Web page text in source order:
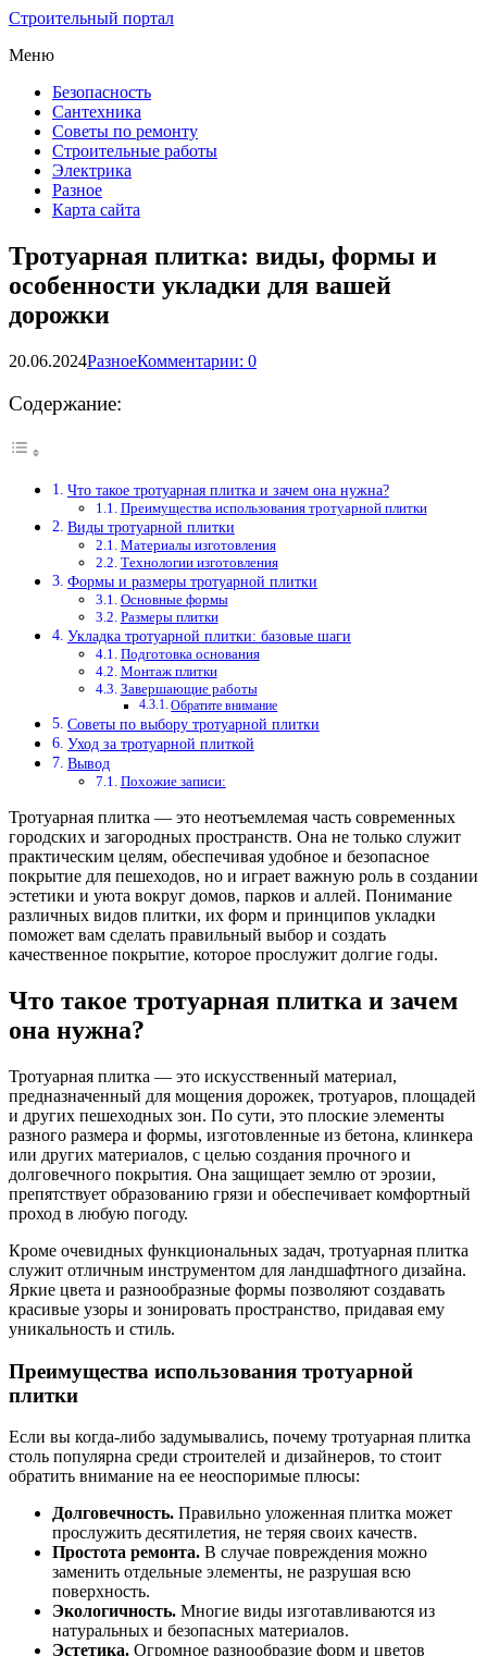
Строительный портал
Меню
Безопасность
Сантехника
Советы по ремонту
Строительные работы
Электрика
Разное
Карта сайта
Тротуарная плитка: виды, формы и
особенности укладки для вашей
дорожки
20.06.2024РазноеКомментарии: 0
Содержание:
Что такое тротуарная плитка и зачем она нужна?
Преимущества использования тротуарной плитки
Виды тротуарной плитки
Материалы изготовления
Технологии изготовления
Формы и размеры тротуарной плитки
Основные формы
Размеры плитки
Укладка тротуарной плитки: базовые шаги
Подготовка основания
Монтаж плитки
Завершающие работы
Обратите внимание
Советы по выбору тротуарной плитки
Уход за тротуарной плиткой
Вывод
Похожие записи:
Тротуарная плитка — это неотъемлемая часть современных
городских и загородных пространств. Она не только служит
практическим целям, обеспечивая удобное и безопасное
покрытие для пешеходов, но и играет важную роль в создании
эстетики и уюта вокруг домов, парков и аллей. Понимание
различных видов плитки, их форм и принципов укладки
поможет вам сделать правильный выбор и создать
качественное покрытие, которое прослужит долгие годы.
Что такое тротуарная плитка и зачем
она нужна?
Тротуарная плитка — это искусственный материал,
предназначенный для мощения дорожек, тротуаров, площадей
и других пешеходных зон. По сути, это плоские элементы
разного размера и формы, изготовленные из бетона, клинкера
или других материалов, с целью создания прочного и
долговечного покрытия. Она защищает землю от эрозии,
препятствует образованию грязи и обеспечивает комфортный
проход в любую погоду.
Кроме очевидных функциональных задач, тротуарная плитка
служит отличным инструментом для ландшафтного дизайна.
Яркие цвета и разнообразные формы позволяют создавать
красивые узоры и зонировать пространство, придавая ему
уникальность и стиль.
Преимущества использования тротуарной
плитки
Если вы когда-либо задумывались, почему тротуарная плитка
столь популярна среди строителей и дизайнеров, то стоит
обратить внимание на ее неоспоримые плюсы:
Долговечность. Правильно уложенная плитка может
прослужить десятилетия, не теряя своих качеств.
Простота ремонта. В случае повреждения можно
заменить отдельные элементы, не разрушая всю
поверхность.
Экологичность. Многие виды изготавливаются из
натуральных и безопасных материалов.
Эстетика. Огромное разнообразие форм и цветов